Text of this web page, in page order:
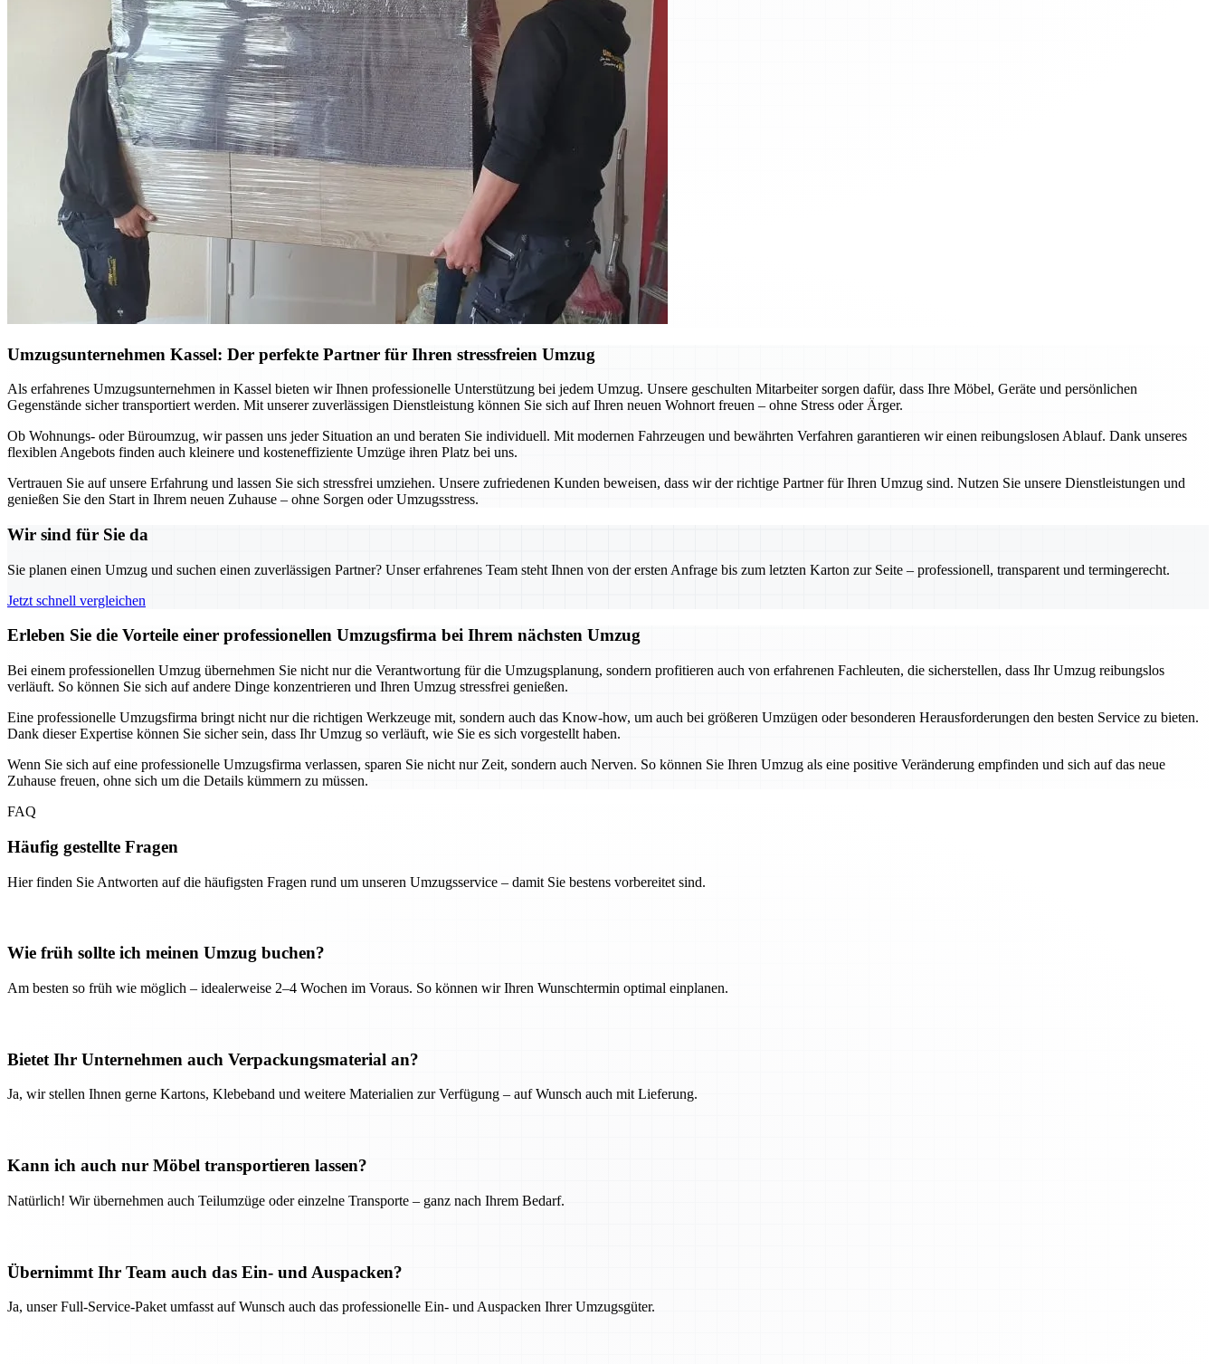
Umzugsunternehmen Kassel: Der perfekte Partner für Ihren stressfreien Umzug
Als erfahrenes Umzugsunternehmen in Kassel bieten wir Ihnen professionelle Unterstützung bei jedem Umzug. Unsere geschulten Mitarbeiter sorgen dafür, dass Ihre Möbel, Geräte und persönlichen
Gegenstände sicher transportiert werden. Mit unserer zuverlässigen Dienstleistung können Sie sich auf Ihren neuen Wohnort freuen – ohne Stress oder Ärger.
Ob Wohnungs- oder Büroumzug, wir passen uns jeder Situation an und beraten Sie individuell. Mit modernen Fahrzeugen und bewährten Verfahren garantieren wir einen reibungslosen Ablauf. Dank unseres
flexiblen Angebots finden auch kleinere und kosteneffiziente Umzüge ihren Platz bei uns.
Vertrauen Sie auf unsere Erfahrung und lassen Sie sich stressfrei umziehen. Unsere zufriedenen Kunden beweisen, dass wir der richtige Partner für Ihren Umzug sind. Nutzen Sie unsere Dienstleistungen und
genießen Sie den Start in Ihrem neuen Zuhause – ohne Sorgen oder Umzugsstress.
Wir sind für Sie da
Sie planen einen Umzug und suchen einen zuverlässigen Partner? Unser erfahrenes Team steht Ihnen von der ersten Anfrage bis zum letzten Karton zur Seite – professionell, transparent und termingerecht.
Jetzt schnell vergleichen
Erleben Sie die Vorteile einer professionellen Umzugsfirma bei Ihrem nächsten Umzug
Bei einem professionellen Umzug übernehmen Sie nicht nur die Verantwortung für die Umzugsplanung, sondern profitieren auch von erfahrenen Fachleuten, die sicherstellen, dass Ihr Umzug reibungslos
verläuft. So können Sie sich auf andere Dinge konzentrieren und Ihren Umzug stressfrei genießen.
Eine professionelle Umzugsfirma bringt nicht nur die richtigen Werkzeuge mit, sondern auch das Know-how, um auch bei größeren Umzügen oder besonderen Herausforderungen den besten Service zu bieten.
Dank dieser Expertise können Sie sicher sein, dass Ihr Umzug so verläuft, wie Sie es sich vorgestellt haben.
Wenn Sie sich auf eine professionelle Umzugsfirma verlassen, sparen Sie nicht nur Zeit, sondern auch Nerven. So können Sie Ihren Umzug als eine positive Veränderung empfinden und sich auf das neue
Zuhause freuen, ohne sich um die Details kümmern zu müssen.
FAQ
Häufig gestellte Fragen
Hier finden Sie Antworten auf die häufigsten Fragen rund um unseren Umzugsservice – damit Sie bestens vorbereitet sind.
Wie früh sollte ich meinen Umzug buchen?
Am besten so früh wie möglich – idealerweise 2–4 Wochen im Voraus. So können wir Ihren Wunschtermin optimal einplanen.
Bietet Ihr Unternehmen auch Verpackungsmaterial an?
Ja, wir stellen Ihnen gerne Kartons, Klebeband und weitere Materialien zur Verfügung – auf Wunsch auch mit Lieferung.
Kann ich auch nur Möbel transportieren lassen?
Natürlich! Wir übernehmen auch Teilumzüge oder einzelne Transporte – ganz nach Ihrem Bedarf.
Übernimmt Ihr Team auch das Ein- und Auspacken?
Ja, unser Full-Service-Paket umfasst auf Wunsch auch das professionelle Ein- und Auspacken Ihrer Umzugsgüter.